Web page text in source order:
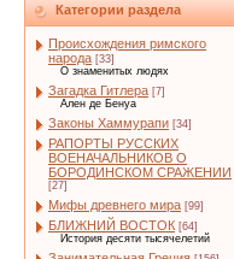
Категории раздела
Происхождения римского
народа [33]
О знаменитых людях
Загадка Гитлера [7]
Ален де Бенуа
Законы Хаммурапи [34]
РАПОРТЫ РУССКИХ
ВОЕНАЧАЛЬНИКОВ О
БОРОДИНСКОМ СРАЖЕНИИ
[27]
Мифы древнего мира [99]
БЛИЖНИЙ ВОСТОК [64]
История десяти тысячелетий